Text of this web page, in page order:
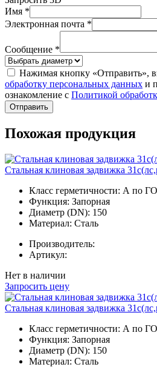
Имя *
Электронная почта *
Сообщение *
Нажимая кнопку «Отправить»,
обработку персональных данных и
ознакомление с Политикой
Отправить
Похожая продукция
Стальная клиновая задвижка
Класс герметичности: А по
Функция: Запорная
Диаметр (DN): 150
Материал: Сталь
Производитель:
Артикул:
Нет в наличии
Запросить цену
Стальная клиновая задвижка
Класс герметичности: А по
Функция: Запорная
Диаметр (DN): 150
Материал: Сталь